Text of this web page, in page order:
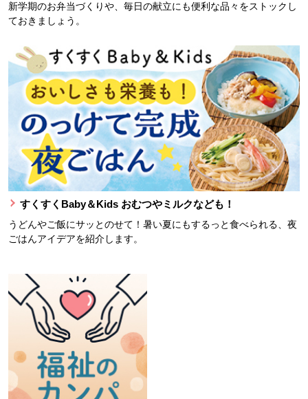
新学期のお弁当づくりや、毎日の献立にも便利な品々をストックし
ておきましょう。
すくすくBaby＆Kids おむつやミルクなども！
うどんやご飯にサッとのせて！暑い夏にもするっと食べられる、夜
ごはんアイデアを紹介します。